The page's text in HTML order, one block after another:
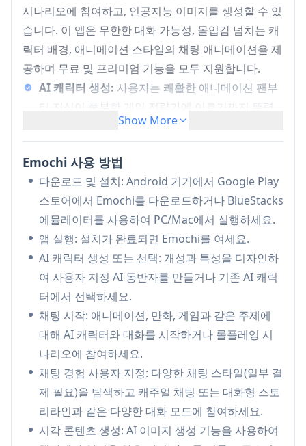
시나리오에 참여하고, 인공지능 이미지를 생성할 수 있
습니다. 이 앱은 무한한 대화 가능성, 몰입감 넘치는 캐
릭터 배경, 애니메이션 스타일의 채팅 애니메이션을 제
공하며 무료 및 프리미엄 기능을 모두 지원합니다.
AI 캐릭터 생성: 사용자는 쾌활한 애니메이션 팬부
터 지식이 풍부한 게임 전략가에 이르기까지 뚜렷
한 특징, 개성 및 배경 스토리를 가진 AI 동반자를
디자인하고 사용자 정의할 수 있습니다.
대화형 대화:맥락과 개성을 유지하는 AI 캐릭터와
함께 애니메이션 줄거리 반전, 캐릭터 호, 판타지 세
계에 대한 심층적인 토론을 가능하게 합니다.
시각적 스토리텔링:대화 및 롤플레잉 시나리오에
서 주요 순간을 포착하고 공유하기 위해 AI 기반 이
미지를 생성합니다.
롤플레잉 어드벤처:사용자가 AI 캐릭터와 함께 창
의적인 롤플레잉에 참여할 수 있는 대화형 스토리
라인과 시나리오를 제공합니다.
Emochi의 사용 사례
애니메이션/만화 토론: 팬들은 애니메이션 및 만화
컨텍스트를 이해하는 지식이 풍부한 인공지능 동반
자와 함께 좋아하는 시리즈를 분석하고 토론할 수
있습니다.
Show More
Emochi 사용 방법
다운로드 및 설치: Android 기기에서 Google Play
스토어에서 Emochi를 다운로드하거나 BlueStacks
에뮬레이터를 사용하여 PC/Mac에서 실행하세요.
앱 실행: 설치가 완료되면 Emochi를 여세요.
AI 캐릭터 생성 또는 선택: 개성과 특성을 디자인하
여 사용자 지정 AI 동반자를 만들거나 기존 AI 캐릭
터에서 선택하세요.
채팅 시작: 애니메이션, 만화, 게임과 같은 주제에
대해 AI 캐릭터와 대화를 시작하거나 롤플레잉 시
나리오에 참여하세요.
채팅 경험 사용자 지정: 다양한 채팅 스타일(일부 결
제 필요)을 탐색하고 캐주얼 채팅 또는 대화형 스토
리라인과 같은 다양한 대화 모드에 참여하세요.
시각 콘텐츠 생성: AI 이미지 생성 기능을 사용하여